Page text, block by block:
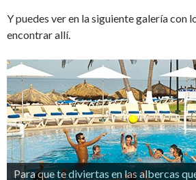
Y puedes ver en la siguiente galería con
encontrar allí.
Para que te diviertas en las albercas